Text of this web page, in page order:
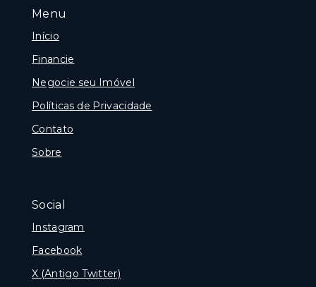
Menu
Início
Financie
Negocie seu Imóvel
Políticas de Privacidade
Contato
Sobre
Social
Instagram
Facebook
X (Antigo Twitter)